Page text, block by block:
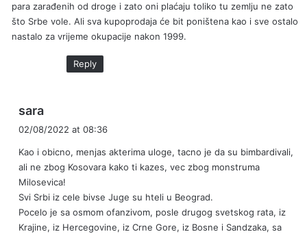
para zarađenih od droge i zato oni plaćaju toliko tu zemlju ne zato
što Srbe vole. Ali sva kupoprodaja će bit poništena kao i sve ostalo
nastalo za vrijeme okupacije nakon 1999.
Reply
sara
s
:
02/08/2022 at 08:36
Kao i obicno, menjas akterima uloge, tacno je da su bimbardivali,
ali ne zbog Kosovara kako ti kazes, vec zbog monstruma
Milosevica!
Svi Srbi iz cele bivse Juge su hteli u Beograd.
Pocelo je sa osmom ofanzivom, posle drugog svetskog rata, iz
Krajine, iz Hercegovine, iz Crne Gore, iz Bosne i Sandzaka, sa